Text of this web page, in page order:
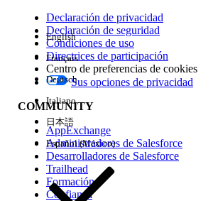
Edición
Experiencia
Declaración de privacidad
Declaración de seguridad
Condiciones de uso
Directrices de participación
Centro de preferencias de cookies
Sus opciones de privacidad
COMMUNITY
AppExchange
Administradores de Salesforce
Desarrolladores de Salesforce
Trailhead
Formación
Confianza
English
Français
Deutsch
Italiano
日本語
Español (México)